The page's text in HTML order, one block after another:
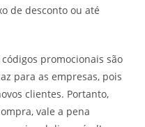
de desconto ou até
promocionais são
para as empresas, pois
clientes. Portanto,
vale a pena